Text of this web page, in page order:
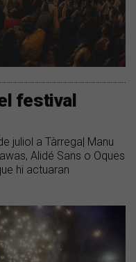
festival
juliol a Tàrrega| Manu
Alidé Sans o Oques
hi actuaran